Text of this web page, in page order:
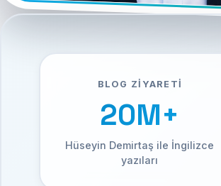
BLOG ZIYARETI
20M+
Hüseyin Demirtaş ile İngilizce
yazıları